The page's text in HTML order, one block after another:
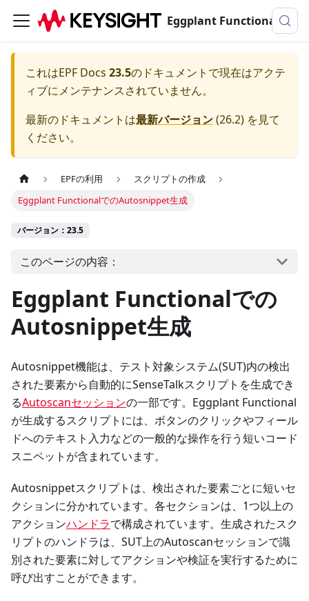
Eggplant Functionalのドキュメンテーション
これはEPF Docs 23.5のドキュメントで現在はアクテ
ィブにメンテナンスされていません。
最新のドキュメントは最新バージョン(26.2) を見て
ください。
EPFの利用
スクリプトの作成
Eggplant FunctionalでのAutosnippet生成
バージョン：23.5
このページの内容：
Eggplant Functionalでの
Autosnippet生成
Autosnippet機能は、テスト対象システム(SUT)内の検出
された要素から自動的にSenseTalkスクリプトを生成でき
るAutoscanセッションの一部です。Eggplant Functional
が生成するスクリプトには、ボタンのクリックやフィール
ドへのテキスト入力などの一般的な操作を行う短いコード
スニペットが含まれています。
Autosnippetスクリプトは、検出された要素ごとに短いセ
クションに分かれています。各セクションは、1つ以上の
アクションハンドラで構成されています。生成されたスク
リプトのハンドラは、SUT上のAutoscanセッションで識
別された要素に対してアクションや検証を実行するために
呼び出すことができます。